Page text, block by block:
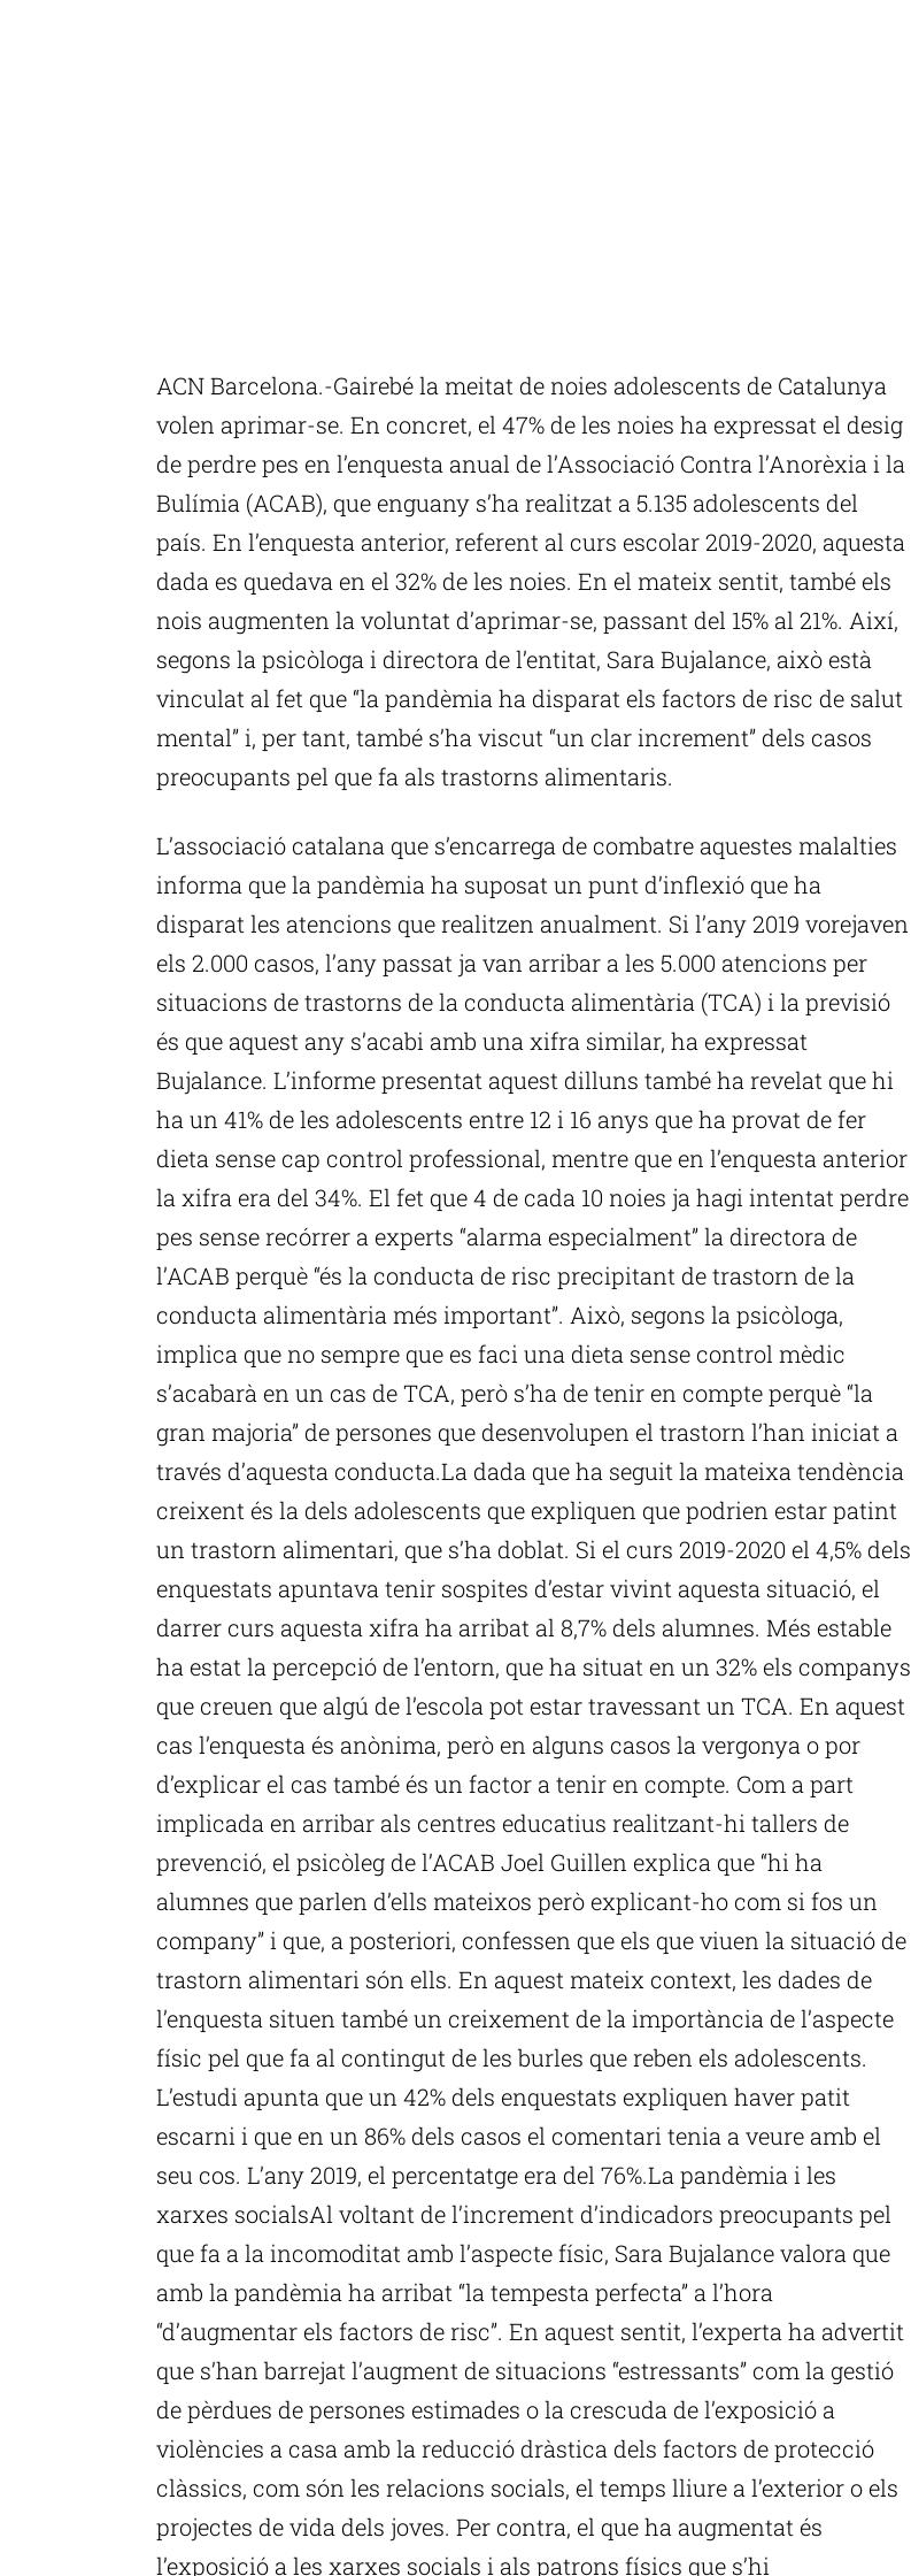
ACN Barcelona.-Gairebé la meitat de noies adolescents de Catalunya
volen aprimar-se. En concret, el 47% de les noies ha expressat el desig
de perdre pes en l’enquesta anual de l’Associació Contra l’Anorèxia i la
Bulímia (ACAB), que enguany s’ha realitzat a 5.135 adolescents del
país. En l’enquesta anterior, referent al curs escolar 2019-2020, aquesta
dada es quedava en el 32% de les noies. En el mateix sentit, també els
nois augmenten la voluntat d’aprimar-se, passant del 15% al 21%. Així,
segons la psicòloga i directora de l’entitat, Sara Bujalance, això està
vinculat al fet que “la pandèmia ha disparat els factors de risc de salut
mental” i, per tant, també s’ha viscut “un clar increment” dels casos
preocupants pel que fa als trastorns alimentaris.
L’associació catalana que s’encarrega de combatre aquestes malalties
informa que la pandèmia ha suposat un punt d’inflexió que ha
disparat les atencions que realitzen anualment. Si l’any 2019 vorejaven
els 2.000 casos, l’any passat ja van arribar a les 5.000 atencions per
situacions de trastorns de la conducta alimentària (TCA) i la previsió
és que aquest any s’acabi amb una xifra similar, ha expressat
Bujalance. L’informe presentat aquest dilluns també ha revelat que hi
ha un 41% de les adolescents entre 12 i 16 anys que ha provat de fer
dieta sense cap control professional, mentre que en l’enquesta anterior
la xifra era del 34%. El fet que 4 de cada 10 noies ja hagi intentat perdre
pes sense recórrer a experts “alarma especialment” la directora de
l’ACAB perquè “és la conducta de risc precipitant de trastorn de la
conducta alimentària més important”. Això, segons la psicòloga,
implica que no sempre que es faci una dieta sense control mèdic
s’acabarà en un cas de TCA, però s’ha de tenir en compte perquè “la
gran majoria” de persones que desenvolupen el trastorn l’han iniciat a
través d’aquesta conducta.La dada que ha seguit la mateixa tendència
creixent és la dels adolescents que expliquen que podrien estar patint
un trastorn alimentari, que s’ha doblat. Si el curs 2019-2020 el 4,5% dels
enquestats apuntava tenir sospites d’estar vivint aquesta situació, el
darrer curs aquesta xifra ha arribat al 8,7% dels alumnes. Més estable
ha estat la percepció de l’entorn, que ha situat en un 32% els companys
que creuen que algú de l’escola pot estar travessant un TCA. En aquest
cas l’enquesta és anònima, però en alguns casos la vergonya o por
d’explicar el cas també és un factor a tenir en compte. Com a part
implicada en arribar als centres educatius realitzant-hi tallers de
prevenció, el psicòleg de l’ACAB Joel Guillen explica que “hi ha
alumnes que parlen d’ells mateixos però explicant-ho com si fos un
company” i que, a posteriori, confessen que els que viuen la situació de
trastorn alimentari són ells. En aquest mateix context, les dades de
l’enquesta situen també un creixement de la importància de l’aspecte
físic pel que fa al contingut de les burles que reben els adolescents.
L’estudi apunta que un 42% dels enquestats expliquen haver patit
escarni i que en un 86% dels casos el comentari tenia a veure amb el
seu cos. L’any 2019, el percentatge era del 76%.La pandèmia i les
xarxes socialsAl voltant de l’increment d’indicadors preocupants pel
que fa a la incomoditat amb l’aspecte físic, Sara Bujalance valora que
amb la pandèmia ha arribat “la tempesta perfecta” a l’hora
“d’augmentar els factors de risc”. En aquest sentit, l’experta ha advertit
que s’han barrejat l’augment de situacions “estressants” com la gestió
de pèrdues de persones estimades o la crescuda de l’exposició a
violències a casa amb la reducció dràstica dels factors de protecció
clàssics, com són les relacions socials, el temps lliure a l’exterior o els
projectes de vida dels joves. Per contra, el que ha augmentat és
l’exposició a les xarxes socials i als patrons físics que s’hi